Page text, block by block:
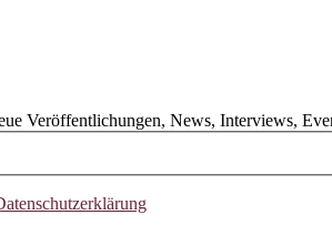
Veröffentlichungen, News, Interviews,